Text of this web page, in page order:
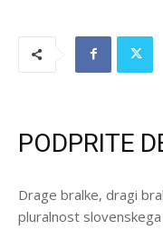
PODPRITE
Drage bralke, dragi
pluralnost